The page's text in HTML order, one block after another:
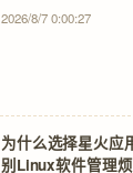
2026/8/7 0:00:27
为什么选择星火应
别Linux软件管理